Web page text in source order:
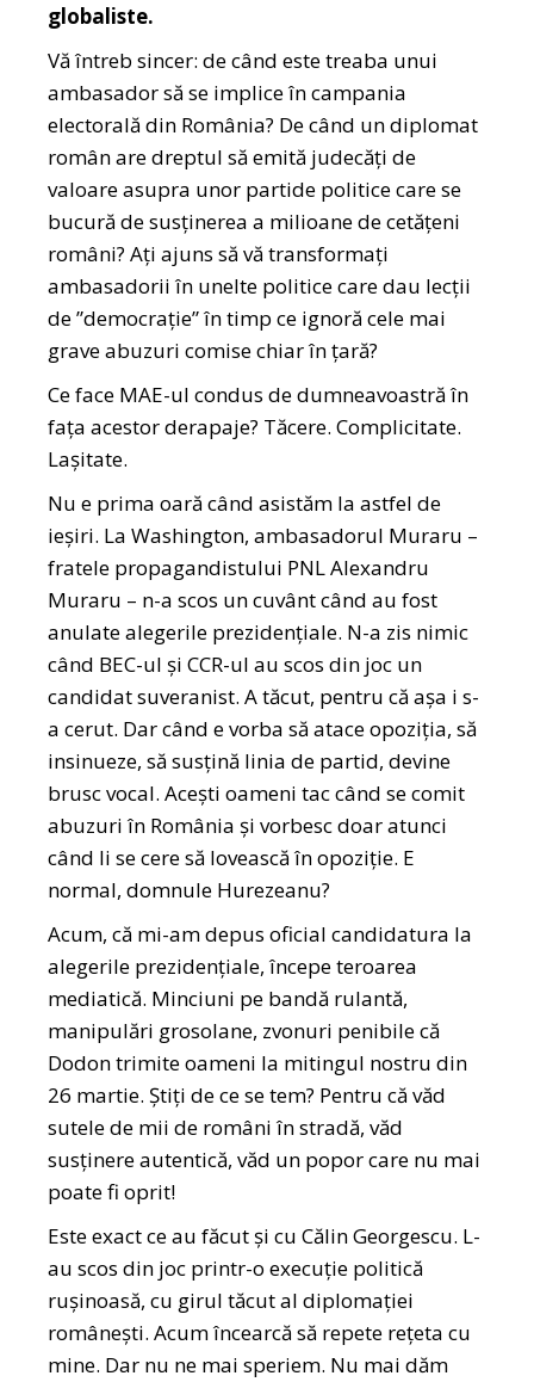
globaliste.
Vă întreb sincer: de când este treaba unui
ambasador să se implice în campania
electorală din România? De când un diplomat
român are dreptul să emită judecăți de
valoare asupra unor partide politice care se
bucură de susținerea a milioane de cetățeni
români? Ați ajuns să vă transformați
ambasadorii în unelte politice care dau lecții
de ”democrație” în timp ce ignoră cele mai
grave abuzuri comise chiar în țară?
Ce face MAE-ul condus de dumneavoastră în
fața acestor derapaje? Tăcere. Complicitate.
Lașitate.
Nu e prima oară când asistăm la astfel de
ieșiri. La Washington, ambasadorul Muraru –
fratele propagandistului PNL Alexandru
Muraru – n-a scos un cuvânt când au fost
anulate alegerile prezidențiale. N-a zis nimic
când BEC-ul și CCR-ul au scos din joc un
candidat suveranist. A tăcut, pentru că așa i s-
a cerut. Dar când e vorba să atace opoziția, să
insinueze, să susțină linia de partid, devine
brusc vocal. Acești oameni tac când se comit
abuzuri în România și vorbesc doar atunci
când li se cere să lovească în opoziție. E
normal, domnule Hurezeanu?
Acum, că mi-am depus oficial candidatura la
alegerile prezidențiale, începe teroarea
mediatică. Minciuni pe bandă rulantă,
manipulări grosolane, zvonuri penibile că
Dodon trimite oameni la mitingul nostru din
26 martie. Știți de ce se tem? Pentru că văd
sutele de mii de români în stradă, văd
susținere autentică, văd un popor care nu mai
poate fi oprit!
Este exact ce au făcut și cu Călin Georgescu. L-
au scos din joc printr-o execuție politică
rușinoasă, cu girul tăcut al diplomației
românești. Acum încearcă să repete rețeta cu
mine. Dar nu ne mai speriem. Nu mai dăm